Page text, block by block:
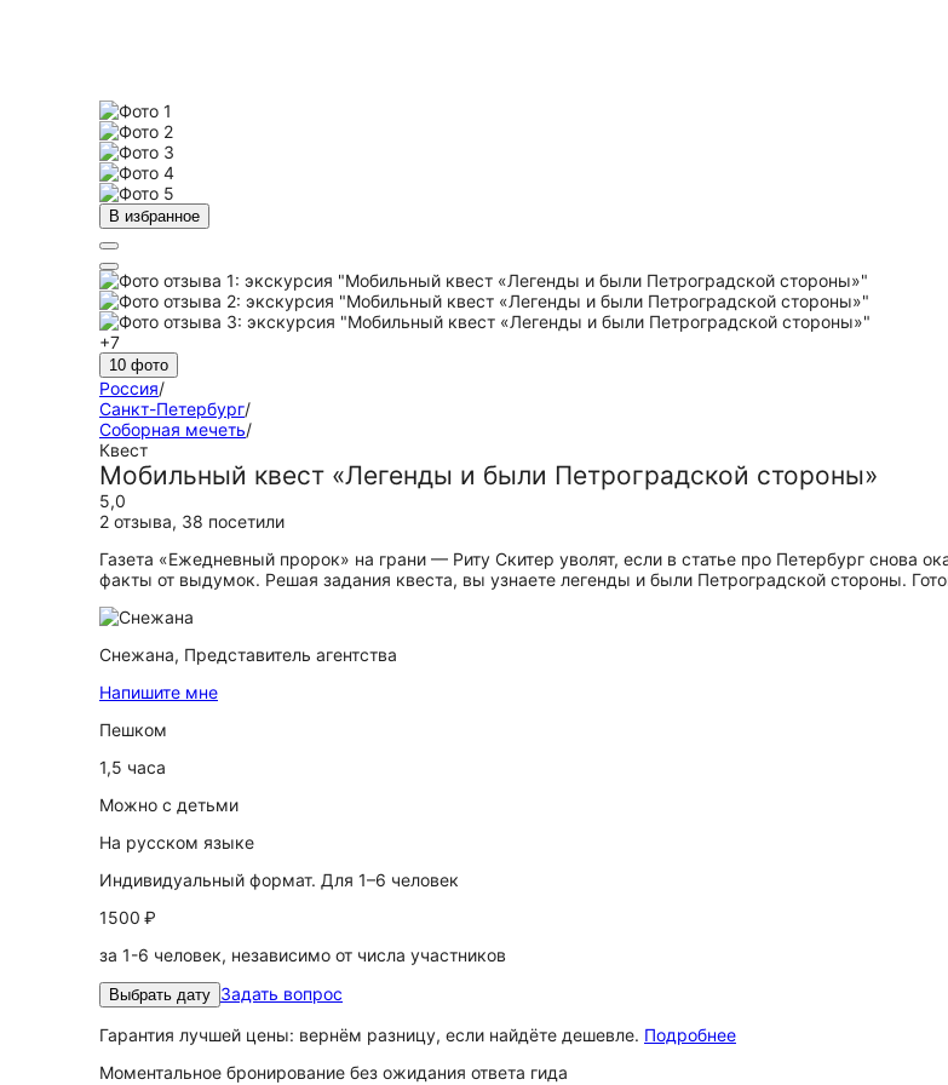
В избранное
+7
10 фото
Россия/
Санкт-Петербург/
Соборная мечеть/
Квест
Мобильный квест «Легенды и были Петроградской стороны»
5,0
2 отзыва, 38 посетили
Газета «Ежедневный пророк» на грани — Риту Скитер уволят, если в статье про Петербург снова
факты от выдумок. Решая задания квеста, вы узнаете легенды и были Петроградской стороны.
Снежана, Представитель агентства
Напишите мне
Пешком
1,5 часа
Можно с детьми
На русском языке
Индивидуальный формат. Для 1–6 человек
1500 ₽
за 1-6 человек, независимо от числа участников
Выбрать дату Задать вопрос
Гарантия лучшей цены: вернём разницу, если найдёте дешевле. Подробнее
Моментальное бронирование без ожидания ответа гида